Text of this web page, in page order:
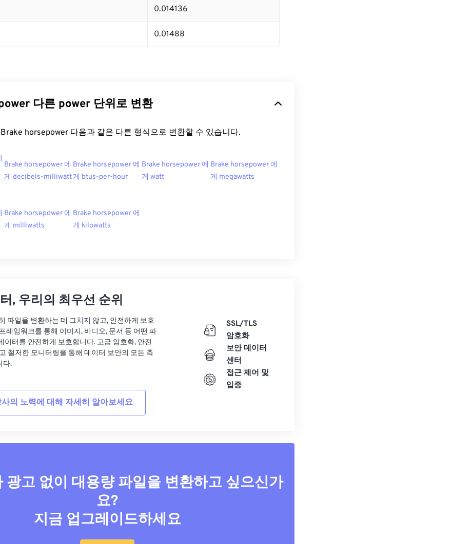
0.014136
0.01488
다른 power 단위로 변환
horsepower 다음과 같은 다른 형식으로 변환할 수 있습니다.
Brake horsepower 에
게 decibels-milliwatt
Brake horsepower 에
게 btus-per-hour
Brake horsepower 에
게 watt
Brake horsepower 에
게 megawatts
Brake horsepower 에
게 milliwatts
Brake horsepower 에
게 kilowatts
, 우리의 최우선 순위
파일을 변환하는 데 그치지 않고, 안전하게 보호
레임워크를 통해 이미지, 비디오, 문서 등 어떤 파
이터를 안전하게 보호합니다. 고급 암호화, 안전
철저한 모니터링을 통해 데이터 보안의 모든 측
다.
의 노력에 대해 자세히 알아보세요
SSL/TLS
암호화
보안 데이터
센터
접근 제어 및
입증
광고 없이 대용량 파일을 변환하고 싶으신가
요?
지금 업그레이드하세요